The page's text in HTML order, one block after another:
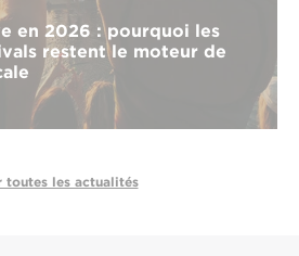
en 2026 : pourquoi les
restent le moteur de
toutes les actualités